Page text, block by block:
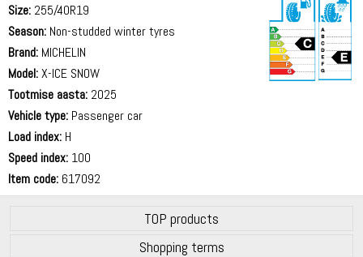
Size: 255/40R19
Season: Non-studded winter tyres
Brand: MICHELIN
Model:X-ICE SNOW
Tootmise aasta: 2025
Vehicle type: Passenger car
Load index: H
Speed index: 100
Item code: 617092
TOP products
Shopping terms